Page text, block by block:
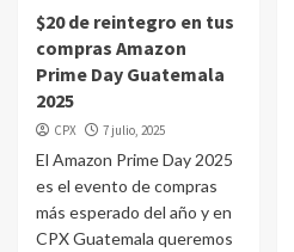
$20 de reintegro en tus
compras Amazon
Prime Day Guatemala
2025
CPX 7 julio, 2025
El Amazon Prime Day 2025
es el evento de compras
más esperado del año y en
CPX Guatemala queremos